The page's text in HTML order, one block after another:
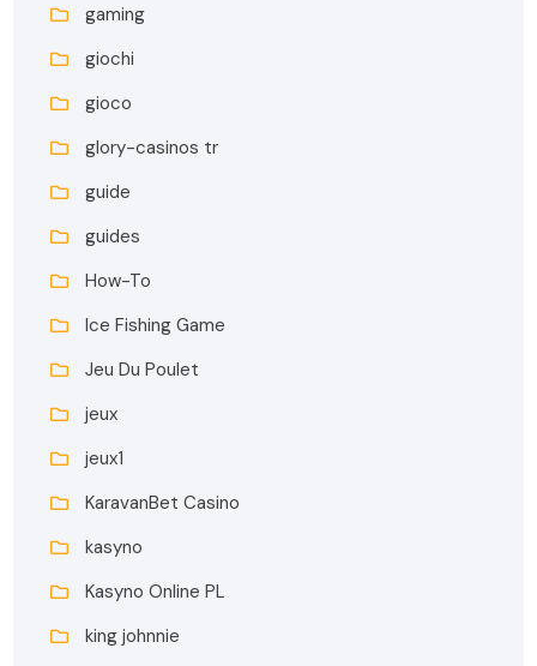
gaming
giochi
gioco
glory-casinos tr
guide
guides
How-To
Ice Fishing Game
Jeu Du Poulet
jeux
jeux1
KaravanBet Casino
kasyno
Kasyno Online PL
king johnnie